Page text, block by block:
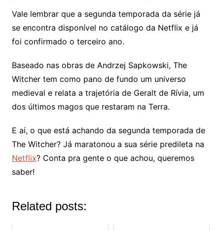
Vale lembrar que a segunda temporada da série já
se encontra disponível no catálogo da Netflix e já
foi confirmado o terceiro ano.
Baseado nas obras de Andrzej Sapkowski, The
Witcher tem como pano de fundo um universo
medieval e relata a trajetória de Geralt de Rívia, um
dos últimos magos que restaram na Terra.
E aí, o que está achando da segunda temporada de
The Witcher? Já maratonou a sua série predileta na
Netflix? Conta pra gente o que achou, queremos
saber!
Related posts: